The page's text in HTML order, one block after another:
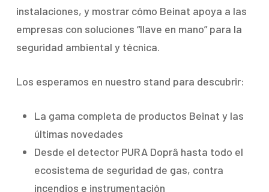
instalaciones, y mostrar cómo Beinat apoya a las
empresas con soluciones “llave en mano” para la
seguridad ambiental y técnica.
Los esperamos en nuestro stand para descubrir:
La gama completa de productos Beinat y las
últimas novedades
Desde el detector PURA Doprâ hasta todo el
ecosistema de seguridad de gas, contra
incendios e instrumentación